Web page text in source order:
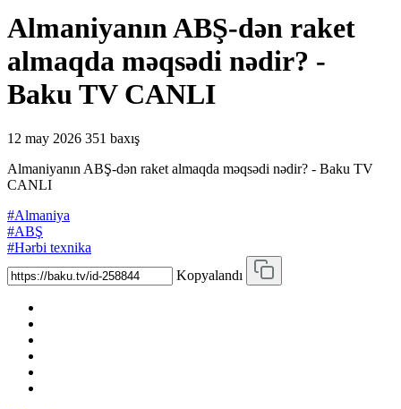
Almaniyanın ABŞ-dən raket
almaqda məqsədi nədir? -
Baku TV CANLI
12 may 2026 351 baxış
Almaniyanın ABŞ-dən raket almaqda məqsədi nədir? - Baku TV
CANLI
#Almaniya
#ABŞ
#Hərbi texnika
Kopyalandı